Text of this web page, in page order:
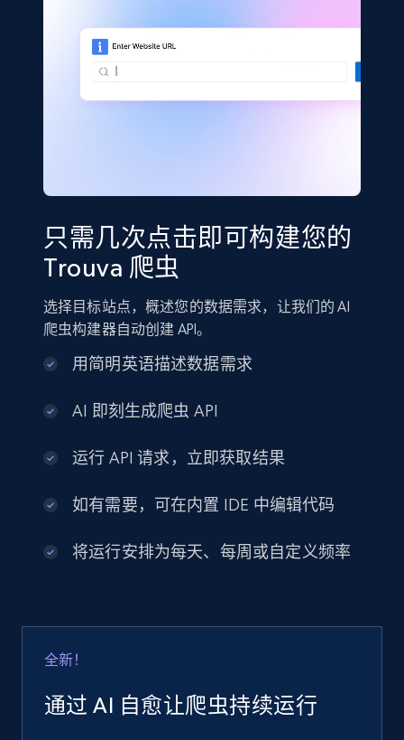
只需几次点击即可构建您的
Trouva 爬虫
选择目标站点，概述您的数据需求，让我们的 AI
爬虫构建器自动创建 API。
用简明英语描述数据需求
AI 即刻生成爬虫 API
运行 API 请求，立即获取结果
如有需要，可在内置 IDE 中编辑代码
将运行安排为每天、每周或自定义频率
全新！
通过 AI 自愈让爬虫持续运行